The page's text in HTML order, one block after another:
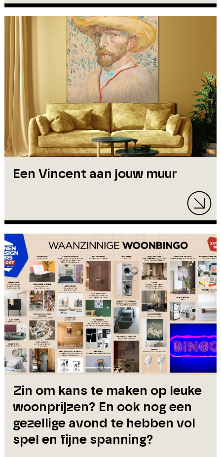
Een Vincent aan jouw muur
Zin om kans te maken op leuke
woonprijzen? En ook nog een
gezellige avond te hebben vol
spel en fijne spanning?